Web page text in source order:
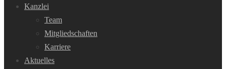
Kanzlei
Team
Mitgliedschaften
Karriere
Aktuelles